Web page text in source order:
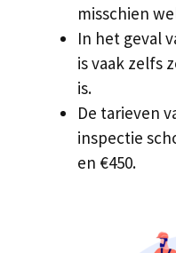
misschien
In het geval
is vaak zelfs
is.
De tarieven
inspectie
en €450.